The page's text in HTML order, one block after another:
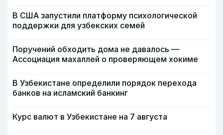
В США запустили платформу психологической
поддержки для узбекских семей
Поручений обходить дома не давалось —
Ассоциация махаллей о проверяющем хокиме
В Узбекистане определили порядок перехода
банков на исламский банкинг
Курс валют в Узбекистане на 7 августа